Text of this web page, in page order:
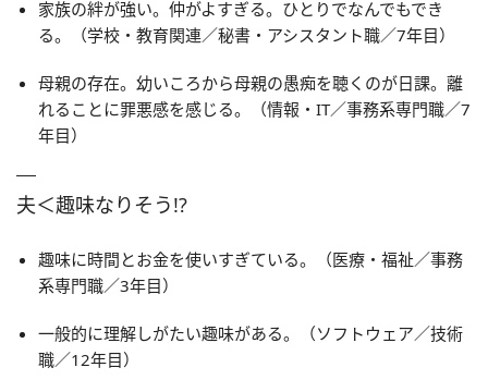
家族の絆が強い。仲がよすぎる。ひとりでなんでもでき
る。（学校・教育関連／秘書・アシスタント職／7年目）
母親の存在。幼いころから母親の愚痴を聴くのが日課。離
れることに罪悪感を感じる。（情報・IT／事務系専門職／7
年目）
夫＜趣味なりそう!?
趣味に時間とお金を使いすぎている。（医療・福祉／事務
系専門職／3年目）
一般的に理解しがたい趣味がある。（ソフトウェア／技術
職／12年目）